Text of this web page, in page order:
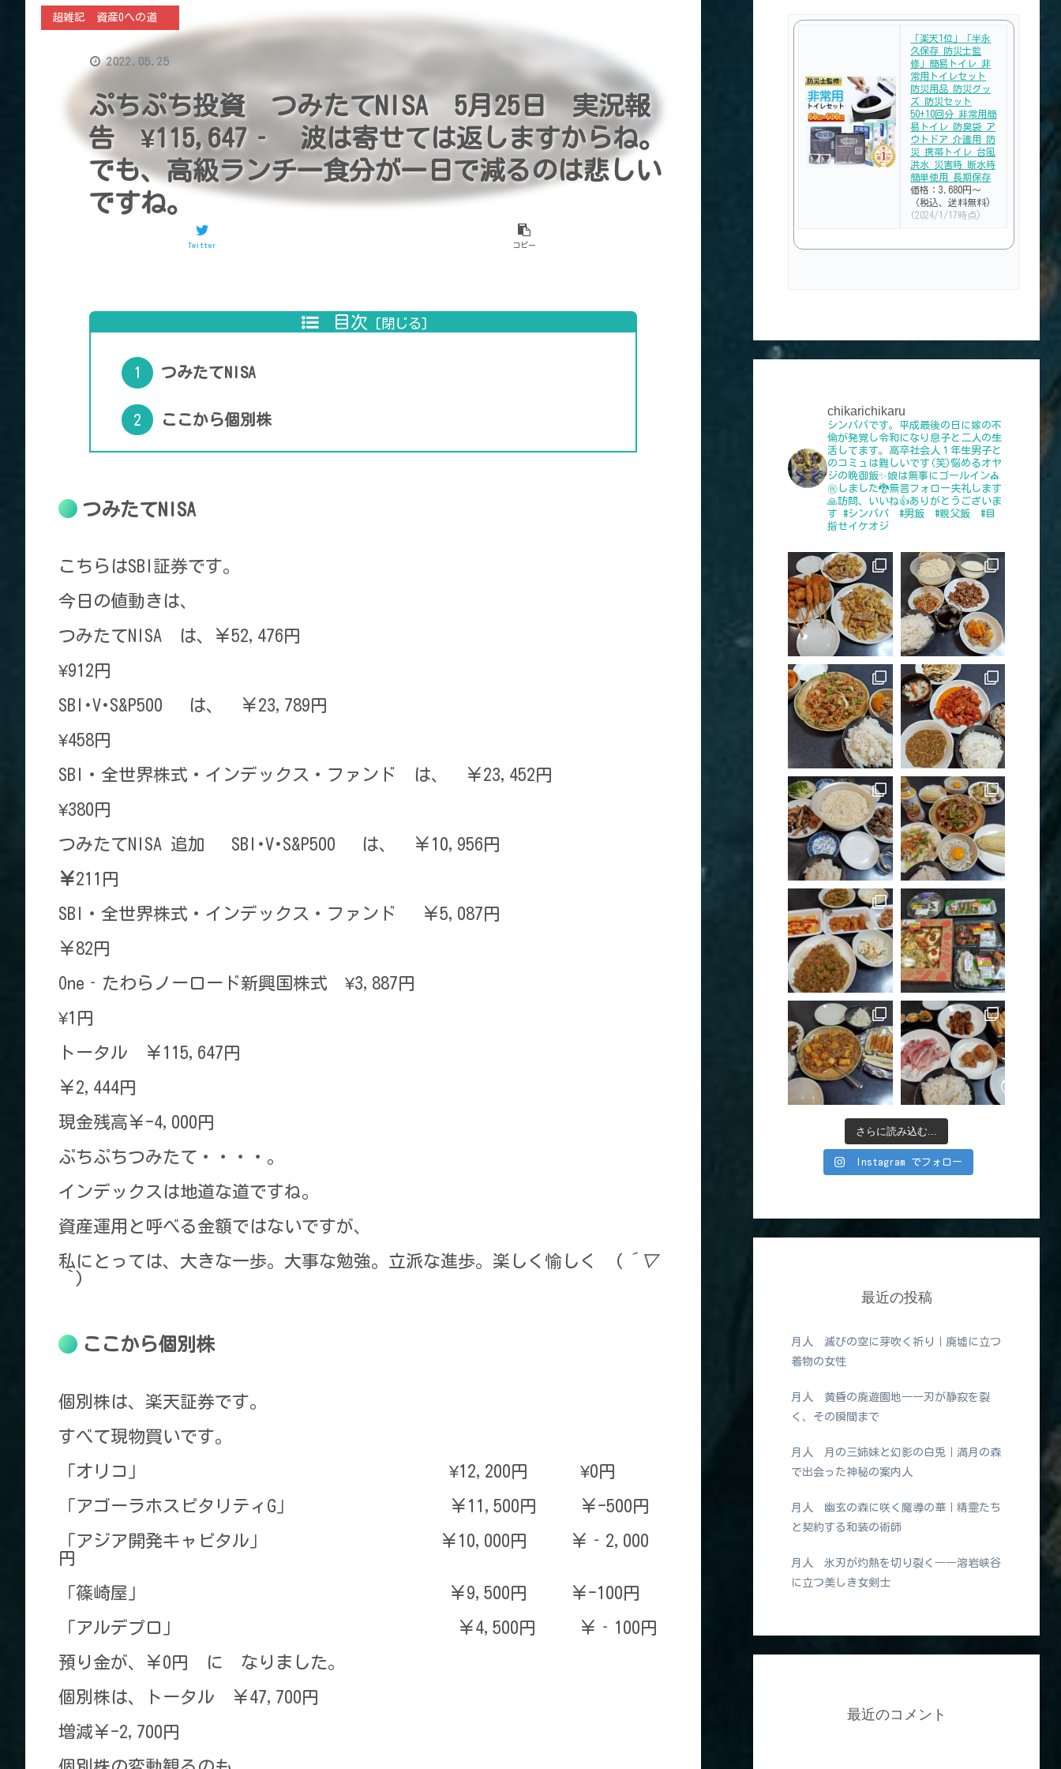
ぷちぷち投資 つみたてNISA 5月25日 実況報
告 ¥115,647‐ 波は寄せては返しますからね。
でも、高級ランチ一食分が一日で減るのは悲しい
ですね。
超雑記 資産0への道
Twitter コピー
2022.05.25
目次
つみたてNISA
ここから個別株
つみたてNISA
こちらはSBI証券です。
今日の値動きは、
つみたてNISA は、￥52,476円
¥912円
SBI･V･S&P500 は、 ￥23,789円
¥458円
SBI・全世界株式・インデックス・ファンド は、 ￥23,452円
¥380円
つみたてNISA 追加 SBI･V･S&P500 は、 ￥10,956円
￥211円
SBI・全世界株式・インデックス・ファンド ￥5,087円
￥82円
One‐たわらノーロード新興国株式 ¥3,887円
¥1円
トータル ￥115,647円
￥2,444円
現金残高￥-4,000円
ぷちぷちつみたて・・・・。
インデックスは地道な道ですね。
資産運用と呼べる金額ではないですが、
私にとっては、大きな一歩。大事な勉強。立派な進歩。楽しく愉しく ( ´▽
)
ここから個別株
個別株は、楽天証券です。
すべて現物買いです。
「オリコ」 ¥12,200円 ¥0円
「アゴーラホスピタリティG」 ￥11,500円 ￥-500円
「アジア開発キャピタル」 ￥10,000円 ￥‐2,000
円
「篠崎屋」 ￥9,500円 ￥-100円
「アルデプロ」 ￥4,500円 ￥‐100円
預り金が、￥0円 に なりました。
個別株は、トータル ￥47,700円
増減￥-2,700円
「楽天1位」「半永
久保存 防災士監
修」簡易トイレ 非
常用トイレセット
防災用品 防災グッ
ズ 防災セット
50+10回分 非常用簡
易トイレ 防臭袋 ア
ウトドア 介護用 防
災 携帯トイレ 台風
洪水 災害時 断水時
簡単使用 長期保存
価格：3,680円～
（税込、送料無料)
(2024/1/17時点)
chikarichikaru
シンパパです。平成最後の日に嫁の不
倫が発覚し令和になり息子と二人の生
活してます。高卒社会人１年生男子と
のコミュは難しいです(笑)悩めるオヤ
ジの晩御飯✨娘は無事にゴールイン⛪
㊗️しました🐉無言フォロー失礼します
🙏訪問、いいね👍️ありがとうございま
す #シンパパ #男飯 #親父飯 #目
指せイケオジ
さらに読み込む...
Instagram でフォロー
最近の投稿
月人 滅びの空に芽吹く祈り｜廃墟に立つ
着物の女性
月人 黄昏の廃遊園地――刃が静寂を裂
く、その瞬間まで
月人 月の三姉妹と幻影の白兎｜満月の森
で出会った神秘の案内人
月人 幽玄の森に咲く魔導の華｜精霊たち
と契約する和装の術師
月人 氷刃が灼熱を切り裂く――溶岩峡谷
に立つ美しき女剣士
最近のコメント